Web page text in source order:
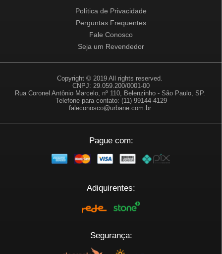
Política de Privacidade
Perguntas Frequentes
Fale Conosco
Seja um Revendedor
Copyright © 2019 All rights reserved.
CNPJ: 29.059.200/0001-00
Rua Coronel Antônio Marcelo, nº 110, Belenzinho - São Paulo, SP.
Telefone para contato: (11) 99144-4129
faleconosco@urbane.com.br
Pague com:
Adiquirentes:
Segurança: